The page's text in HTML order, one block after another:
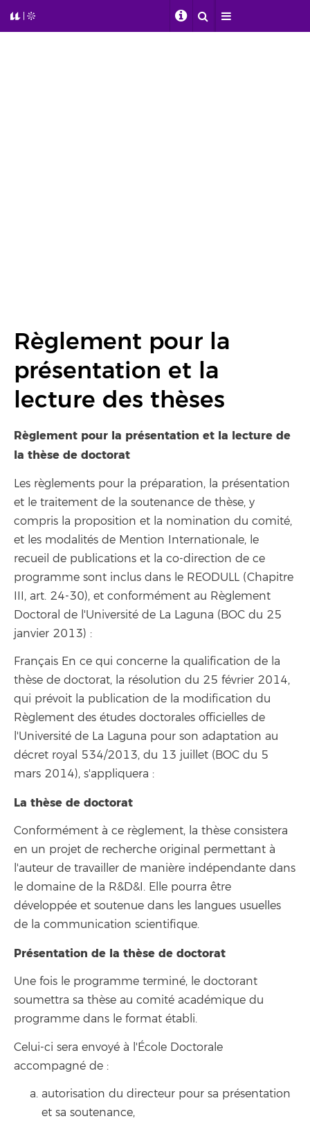
Règlement pour la
présentation et la
lecture des thèses
Règlement pour la présentation et la lecture de
la thèse de doctorat
Les règlements pour la préparation, la présentation
et le traitement de la soutenance de thèse, y
compris la proposition et la nomination du comité,
et les modalités de Mention Internationale, le
recueil de publications et la co-direction de ce
programme sont inclus dans le REODULL (Chapitre
III, art. 24-30), et conformément au Règlement
Doctoral de l'Université de La Laguna (BOC du 25
janvier 2013) :
Français En ce qui concerne la qualification de la
thèse de doctorat, la résolution du 25 février 2014,
qui prévoit la publication de la modification du
Règlement des études doctorales officielles de
l'Université de La Laguna pour son adaptation au
décret royal 534/2013, du 13 juillet (BOC du 5
mars 2014), s'appliquera :
La thèse de doctorat
Conformément à ce règlement, la thèse consistera
en un projet de recherche original permettant à
l'auteur de travailler de manière indépendante dans
le domaine de la R&D&I. Elle pourra être
développée et soutenue dans les langues usuelles
de la communication scientifique.
Présentation de la thèse de doctorat
Une fois le programme terminé, le doctorant
soumettra sa thèse au comité académique du
programme dans le format établi.
Celui-ci sera envoyé à l'École Doctorale
accompagné de :
autorisation du directeur pour sa présentation
et sa soutenance,